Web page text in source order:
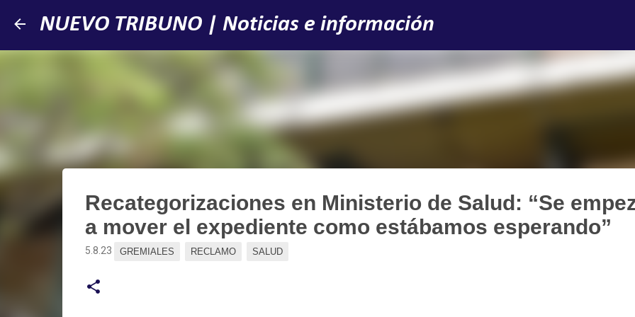
Ir al contenido principal
NUEVO TRIBUNO | Noticias e información
Recategorizaciones en Ministerio de Salud: “Se
a mover el expediente como estábamos esperando”
5.8.23 GREMIALES RECLAMO SALUD